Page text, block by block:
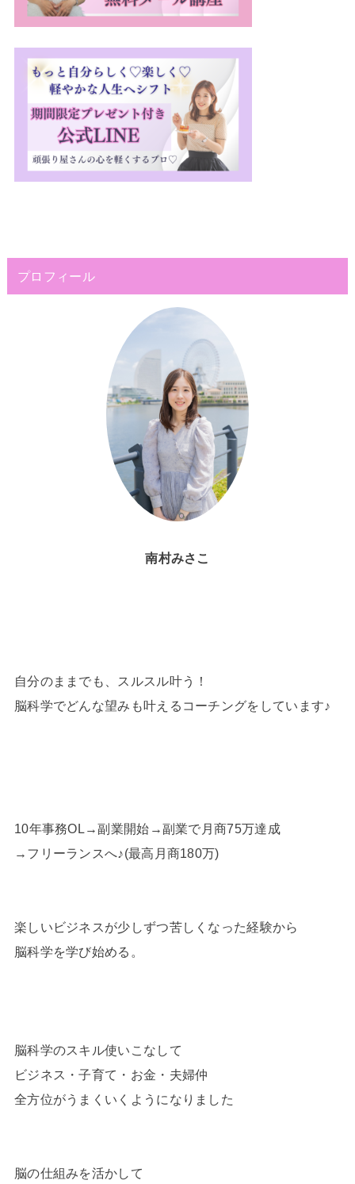
プロフィール
南村みさこ
自分のままでも、スルスル叶う！
脳科学でどんな望みも叶えるコーチングをしています♪
10年事務OL→副業開始→副業で月商75万達成
→フリーランスへ♪(最高月商180万)
楽しいビジネスが少しずつ苦しくなった経験から
脳科学を学び始める。
脳科学のスキル使いこなして
ビジネス・子育て・お金・夫婦仲
全方位がうまくいくようになりました
脳の仕組みを活かして